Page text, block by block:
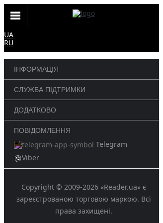
UA
RU
ІНФОРМАЦІЯ
СЛУЖБА ПІДТРИМКИ
ДОДАТКОВО
ПОВІДОМЛЕННЯ
Telegram
Viber
Copyright © 2009-2026 «Reader.ua» є
зареєстрованою торговою маркою. Всі
права захищені.